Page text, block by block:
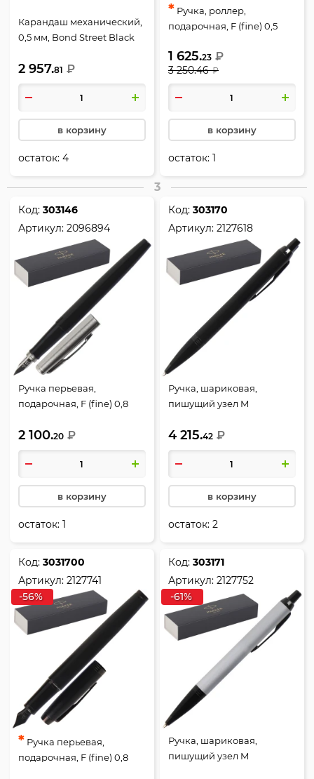
Карандаш механический,
0,5 мм, Bond Street Black
1953421
2 957.81 ₽
в корзину
остаток:4
* Ручка, роллер,
подарочная, F (fine) 0,5
Silver Blue RB F.BLK GB,
Vector XL, Parker, 2159775
1 625.23 ₽
3 250.46 ₽
в корзину
остаток:1
3
Код:303146
Артикул:2096894
Ручка перьевая,
подарочная, F (fine) 0,8
Original Black, Jotter,
Parker, 2096894
2 100.20 ₽
в корзину
остаток:1
Код:303170
Артикул:2127618
Ручка, шариковая,
пишущий узел M
чернил синий, Achromatic
MBLK BT BP M.BLU GB, IM,
Parker, 2127618
4 215.42 ₽
в корзину
остаток:2
Код:3031700
Артикул:2127741
-56%
* Ручка перьевая,
подарочная, F (fine) 0,8
Код:303171
Артикул:2127752
-61%
Ручка, шариковая,
пишущий узел M